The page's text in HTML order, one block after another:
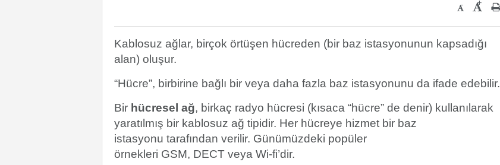
- +
Kablosuz ağlar, birçok örtüşen hücreden (bir baz istasyonunun kapsadığı
alan) oluşur.
“Hücre”, birbirine bağlı bir veya daha fazla baz istasyonunu da ifade edebilir.
Bir hücresel ağ, birkaç radyo hücresi (kısaca “hücre” de denir) kullanılarak
yaratılmış bir kablosuz ağ tipidir. Her hücreye hizmet bir baz
istasyonu tarafından verilir. Günümüzdeki popüler
örnekleri GSM, DECT veya Wi-fi’dir.